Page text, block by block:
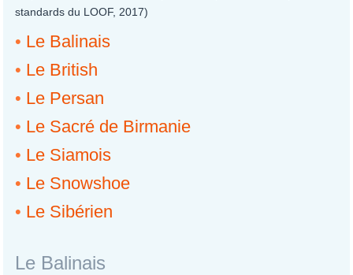
standards du LOOF, 2017)
• Le Balinais
• Le British
• Le Persan
• Le Sacré de Birmanie
• Le Siamois
• Le Snowshoe
• Le Sibérien
Le Balinais